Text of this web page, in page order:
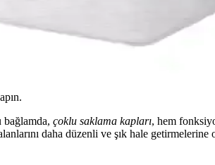
bağlamda, çoklu saklama kapları, hem
daha düzenli ve şık hale getirmelerine